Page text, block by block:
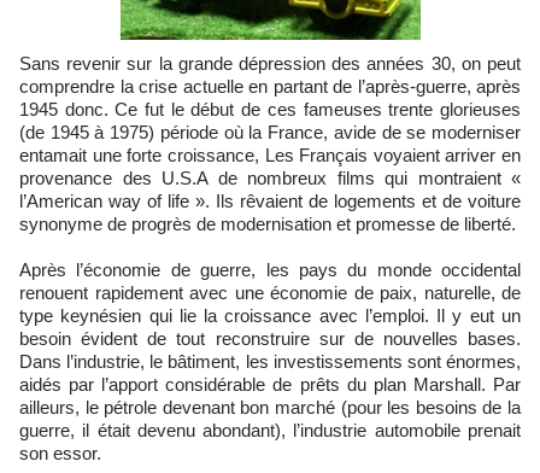
Sans revenir sur la grande dépression des années 30, on peut
comprendre la crise actuelle en partant de l’après-guerre, après
1945 donc. Ce fut le début de ces fameuses trente glorieuses
(de 1945 à 1975) période où la France, avide de se moderniser
entamait une forte croissance, Les Français voyaient arriver en
provenance des U.S.A de nombreux films qui montraient «
l’American way of life ». Ils rêvaient de logements et de voiture
synonyme de progrès de modernisation et promesse de liberté.
Après l’économie de guerre, les pays du monde occidental
renouent rapidement avec une économie de paix, naturelle, de
type keynésien qui lie la croissance avec l’emploi. Il y eut un
besoin évident de tout reconstruire sur de nouvelles bases.
Dans l’industrie, le bâtiment, les investissements sont énormes,
aidés par l’apport considérable de prêts du plan Marshall. Par
ailleurs, le pétrole devenant bon marché (pour les besoins de la
guerre, il était devenu abondant), l’industrie automobile prenait
son essor.